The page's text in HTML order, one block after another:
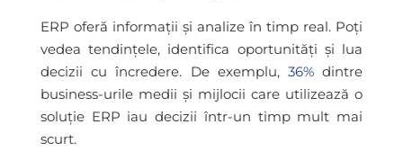
ERP oferă informații și analize în timp real. Poți
vedea tendințele, identifica oportunități și lua
decizii cu încredere. De exemplu, 36%dintre
business-urile medii și mijlocii care utilizează o
soluție ERP iau decizii într-un timp mult mai
scurt.